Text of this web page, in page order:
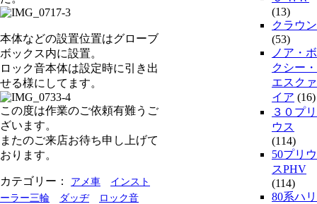
本体などの設置位置はグローブ
ボックス内に設置。
ロック音本体は設定時に引き出
せる様にしてます。
この度は作業のご依頼有難うご
ざいます。
またのご来店お待ち申し上げて
おります。
カテゴリー： アメ車
インスト
ーラー三輪
ダッヂ ロック音
(13)
クラウン
(53)
ノア・ボ
クシー・
エスクァ
イア (16)
３０プリ
ウス
(114)
50プリウ
スPHV
(114)
80系ハリ